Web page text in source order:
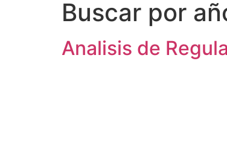
Buscar por
Analisis de